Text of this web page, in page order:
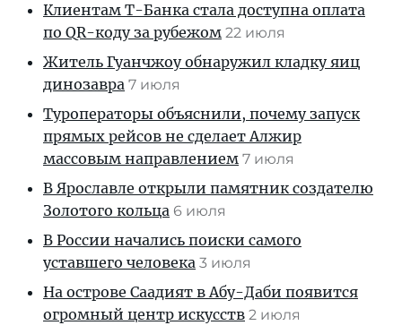
Клиентам T-Банка стала доступна оплата
по QR-коду за рубежом 22 июля
Житель Гуанчжоу обнаружил кладку яиц
динозавра 7 июля
Туроператоры объяснили, почему запуск
прямых рейсов не сделает Алжир
массовым направлением 7 июля
В Ярославле открыли памятник создателю
Золотого кольца 6 июля
В России начались поиски самого
уставшего человека 3 июля
На острове Саадият в Абу-Даби появится
огромный центр искусств 2 июля